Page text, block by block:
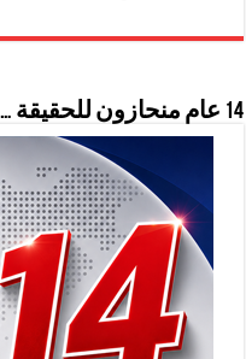
14 عام منحازون للحقيقة …